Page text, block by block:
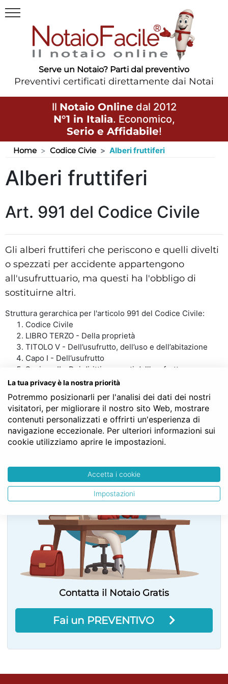
Serve un Notaio? Parti dal preventivo
Preventivi certificati direttamente dai Notai
Il Notaio Online dal 2012
N°1 in Italia. Economico,
Serio e Affidabile!
Home Codice Civie Alberi fruttiferi
Alberi fruttiferi
Art. 991 del Codice Civile
Gli alberi fruttiferi che periscono e quelli divelti
o spezzati per accidente appartengono
all'usufruttuario, ma questi ha l'obbligo di
sostituirne altri.
Struttura gerarchica per l'articolo 991 del Codice Civile:
Codice Civile
LIBRO TERZO - Della proprietà
TITOLO V - Dell’usufrutto, dell’uso e dell’abitazione
Capo I - Dell’usufrutto
Sezione II - Dei diritti nascenti dall’usufrutto
Art. 991
SERVE LA CONSULENZA DEL NOTAIO?
Contatta il Notaio Gratis
Fai un PREVENTIVO
La tua privacy è la nostra priorità
Potremmo posizionarli per l'analisi dei dati dei nostri
visitatori, per migliorare il nostro sito Web, mostrare
contenuti personalizzati e offrirti un'esperienza di
navigazione eccezionale. Per ulteriori informazioni sui
cookie utilizziamo aprire le impostazioni.
Accetta i cookie
Impostazioni